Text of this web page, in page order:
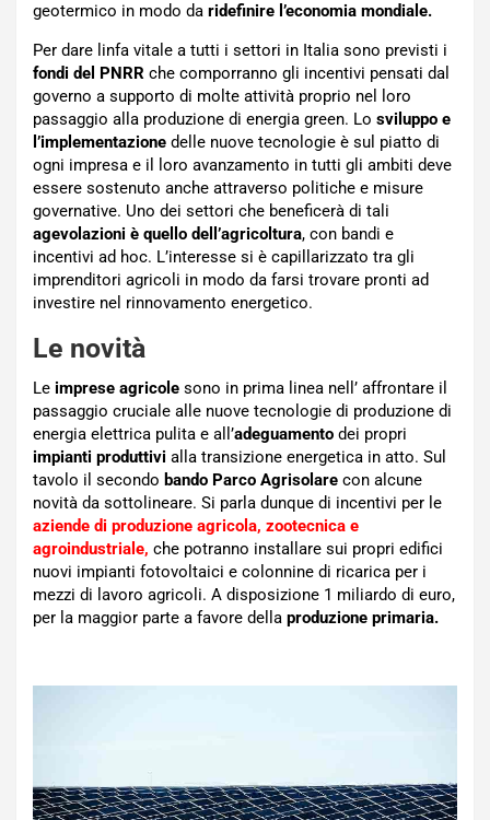
geotermico in modo da ridefinire l’economia mondiale.
Per dare linfa vitale a tutti i settori in Italia sono previsti i
fondi del PNRR che comporranno gli incentivi pensati dal
governo a supporto di molte attività proprio nel loro
passaggio alla produzione di energia green. Lo sviluppo e
l’implementazione delle nuove tecnologie è sul piatto di
ogni impresa e il loro avanzamento in tutti gli ambiti deve
essere sostenuto anche attraverso politiche e misure
governative. Uno dei settori che beneficerà di tali
agevolazioni è quello dell’agricoltura, con bandi e
incentivi ad hoc. L’interesse si è capillarizzato tra gli
imprenditori agricoli in modo da farsi trovare pronti ad
investire nel rinnovamento energetico.
Le novità
Le imprese agricole sono in prima linea nell’ affrontare il
passaggio cruciale alle nuove tecnologie di produzione di
energia elettrica pulita e all’adeguamento dei propri
impianti produttivi alla transizione energetica in atto. Sul
tavolo il secondo bando Parco Agrisolare con alcune
novità da sottolineare. Si parla dunque di incentivi per le
aziende di produzione agricola, zootecnica e
agroindustriale, che potranno installare sui propri edifici
nuovi impianti fotovoltaici e colonnine di ricarica per i
mezzi di lavoro agricoli. A disposizione 1 miliardo di euro,
per la maggior parte a favore della produzione primaria.